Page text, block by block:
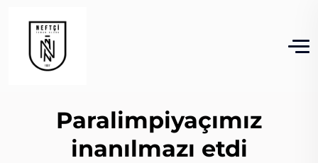
Paralimpiyaçımız
inanılmazı etdi